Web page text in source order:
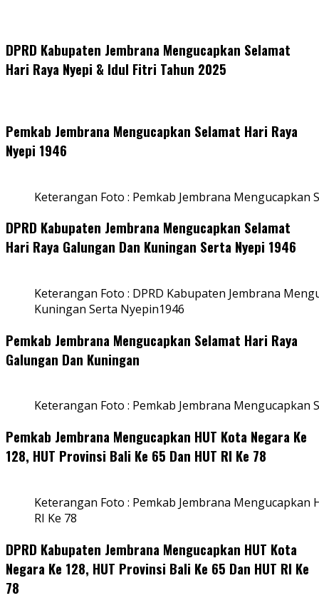
DPRD Kabupaten Jembrana Mengucapkan Selamat
Hari Raya Nyepi & Idul Fitri Tahun 2025
Pemkab Jembrana Mengucapkan Selamat Hari Raya
Nyepi 1946
Keterangan Foto : Pemkab Jembrana Mengucapkan
DPRD Kabupaten Jembrana Mengucapkan Selamat
Hari Raya Galungan Dan Kuningan Serta Nyepi 1946
Keterangan Foto : DPRD Kabupaten Jembrana
Kuningan Serta Nyepin1946
Pemkab Jembrana Mengucapkan Selamat Hari Raya
Galungan Dan Kuningan
Keterangan Foto : Pemkab Jembrana Mengucapkan
Pemkab Jembrana Mengucapkan HUT Kota Negara Ke
128, HUT Provinsi Bali Ke 65 Dan HUT RI Ke 78
Keterangan Foto : Pemkab Jembrana Mengucapkan
RI Ke 78
DPRD Kabupaten Jembrana Mengucapkan HUT Kota
Negara Ke 128, HUT Provinsi Bali Ke 65 Dan HUT RI Ke
78